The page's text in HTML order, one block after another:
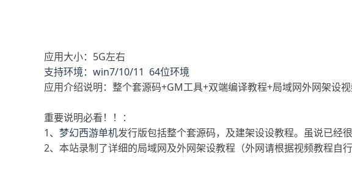
应用大小：5G左右
支持环境：win7/10/11 64位环境
应用介绍说明：整个套源码+GM工具+双端编译教程+局域网外网架设
重要说明必看！！：
1、 梦幻西游单机发行版包括整个套源码，及建架设设教程。虽说已经
2、本站录制了详细的局域网及外网架设教程（外网请根据视频教程自